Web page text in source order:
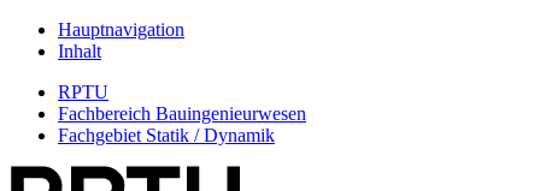
Hauptnavigation
Inhalt
RPTU
Fachbereich Bauingenieurwesen
Fachgebiet Statik / Dynamik